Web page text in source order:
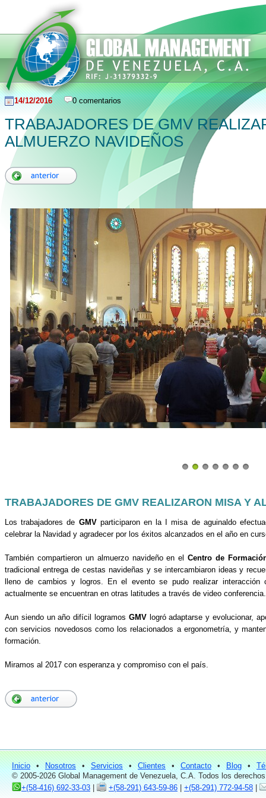
14/12/2016 0 comentarios
TRABAJADORES DE GMV
ALMUERZO NAVIDEÑOS
TRABAJADORES DE GMV REALIZARON MISA Y
Los trabajadores de GMVparticiparon en la I misa de aguinaldo
celebrar la Navidad y agradecer por los éxitos alcanzados en el año en
También compartieron un almuerzo navideño en el Centro de
tradicional entrega de cestas navideñas y se intercambiaron ideas y
lleno de cambios y logros. En el evento se pudo realizar interacción
actualmente se encuentran en otras latitudes a través de video conferencia.
Aun siendo un año difícil logramos GMVlogró adaptarse y evolucionar,
con servicios novedosos como los relacionados a ergonometría, y
formación.
Miramos al 2017 con esperanza y compromiso con el país.
Inicio • Nosotros • Servicios • Clientes • Contacto • Blog •
© 2005-2026 Global Management de Venezuela, C.A. Todos los
+(58-416) 692-33-03
+(58-291) 643-59-86 +(58-291) 772-94-58